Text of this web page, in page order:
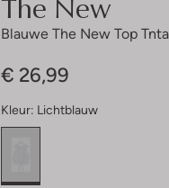
Blauwe The New Top
€ 26,99
Kleur: Lichtblauw